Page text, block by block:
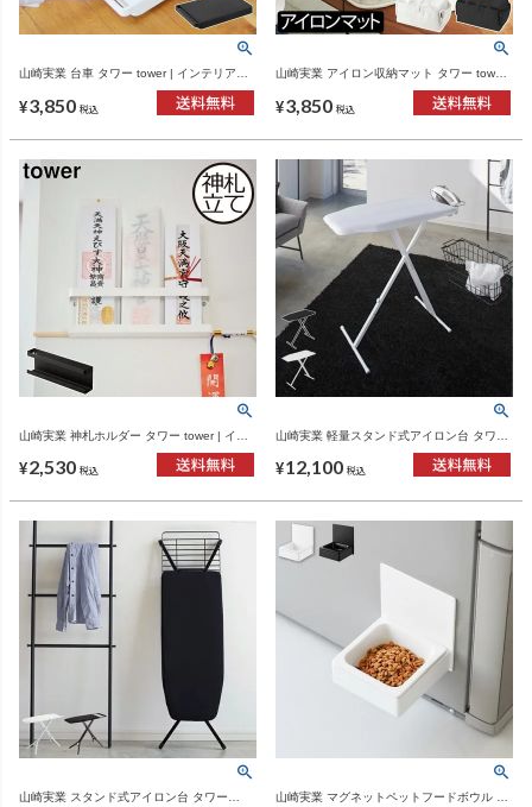
山崎実業 台車 タワー tower | インテリア雑
¥3,850 税込
山崎実業 アイロン収納マット タワー tower |
インテリア雑貨・タワーシリーズ
¥3,850 税込
山崎実業 神札ホルダー タワー tower | イン
¥2,530 税込
山崎実業 軽量スタンド式アイロン台 タワー
¥12,100 税込
山崎実業 スタンド式アイロン台 タワー
山崎実業 マグネットペットフードボウル タ